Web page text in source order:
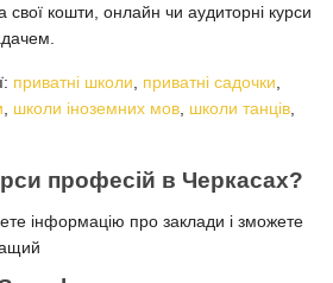
свої кошти, онлайн чи аудиторні курси
приватні школи приватні садочки
школи іноземних мов школи танців
професій в Черкасах?
інформацію про заклади і зможете